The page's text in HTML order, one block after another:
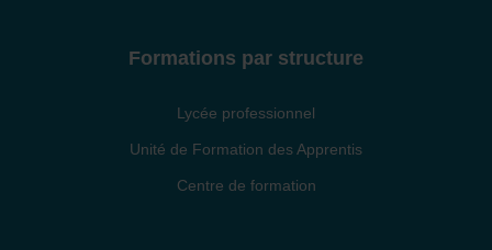
Formations par structure
Lycée professionnel
Unité de Formation des Apprentis
Centre de formation